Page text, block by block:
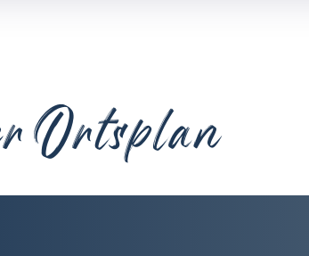
Ortsplan